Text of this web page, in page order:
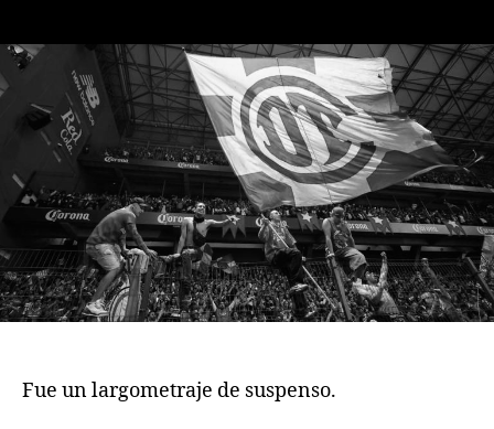
Fue un largometraje de suspenso.